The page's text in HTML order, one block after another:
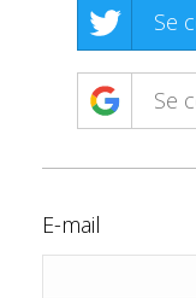
Se
Se
E-mail